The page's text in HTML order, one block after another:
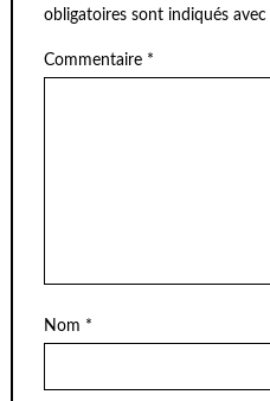
obligatoires sont indiqués avec
Commentaire *
Nom *